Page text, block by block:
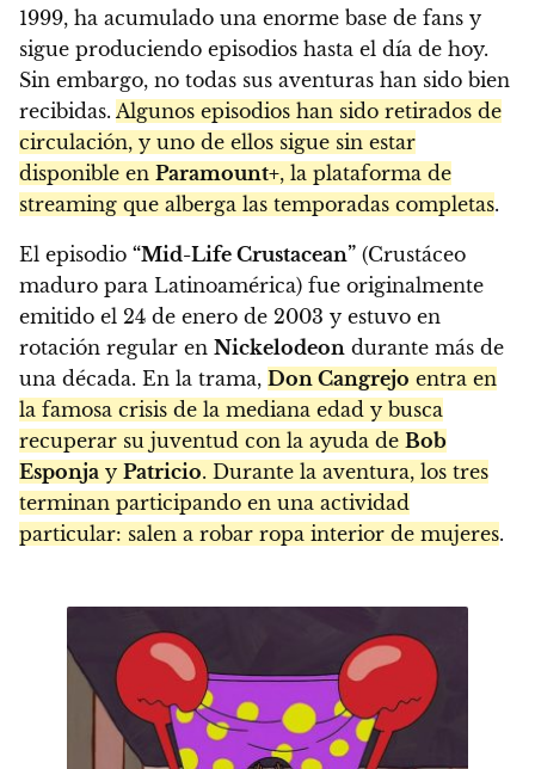
1999, ha acumulado una enorme base de fans y
sigue produciendo episodios hasta el día de hoy.
Sin embargo, no todas sus aventuras han sido bien
recibidas. Algunos episodios han sido retirados de
circulación, y uno de ellos sigue sin estar
disponible en Paramount+, la plataforma de
streaming que alberga las temporadas completas.
El episodio “Mid-Life Crustacean” (Crustáceo
maduro para Latinoamérica) fue originalmente
emitido el 24 de enero de 2003 y estuvo en
rotación regular en Nickelodeon durante más de
una década. En la trama, Don Cangrejo entra en
la famosa crisis de la mediana edad y busca
recuperar su juventud con la ayuda de Bob
Esponja y Patricio. Durante la aventura, los tres
terminan participando en una actividad
particular: salen a robar ropa interior de mujeres.